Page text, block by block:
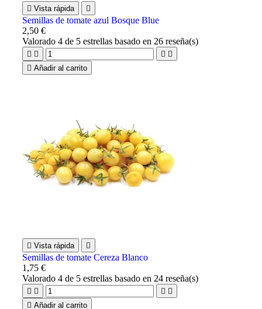
 Vista rápida 
Semillas de tomate azul Bosque Blue
2,50 €
Valorado4 de 5 estrellas basado en 26 reseña(s)
   
 Añadir al carrito
 Vista rápida 
Semillas de tomate Cereza Blanco
1,75 €
Valorado4 de 5 estrellas basado en 24 reseña(s)
   
 Añadir al carrito